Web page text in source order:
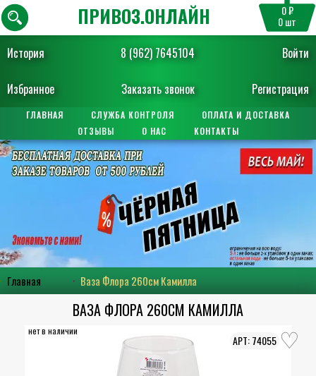
История 8 (962) 7645104 Войти
Избранное Заказать звонок Регистрация
ПРИВОЗ.ОНЛАЙН 0 ₽
0шт
ГЛАВНАЯ СЛУЖБА КОНТРОЛЯ
ОПЛАТА И ДОСТАВКА
ОТЗЫВЫ
О НАС КОНТАКТЫ
Главная Ваза Флора 260см Камилла
ВАЗА ФЛОРА 260СМ КАМИЛЛА
нет в наличии
74055